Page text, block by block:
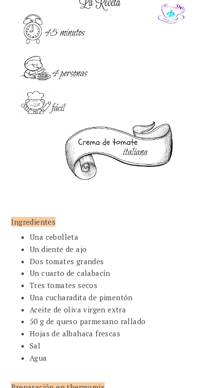
Ingredientes
Una cebolleta
Un diente de ajo
Dos tomates grandes
Un cuarto de calabacín
Tres tomates secos
Una cucharadita de pimentón
Aceite de oliva virgen extra
50 g de queso parmesano rallado
Hojas de albahaca frescas
Sal
Agua